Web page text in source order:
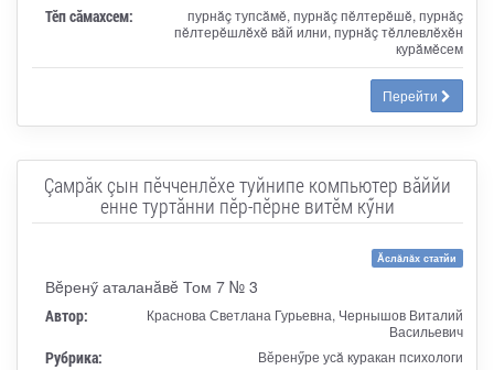
Тӗп сӑмахсем:
пурнăç тупсăмĕ, пурнăç пĕлтерĕшĕ, пурнăç
пĕлтерĕшлĕхĕ вăй илни, пурнăç тĕллевлĕхĕн
курăмĕсем
Перейти
Çамрăк çын пĕчченлĕхе туйнипе компьютер вăййи
енне туртăнни пĕр-пĕрне витĕм кӳни
Ăслăлăх статйи
Вĕренӳ аталанăвĕ Том 7 № 3
Автор:
Краснова Светлана Гурьевна, Чернышов Виталий
Васильевич
Рубрика: Вӗренӳре усă куракан психологи